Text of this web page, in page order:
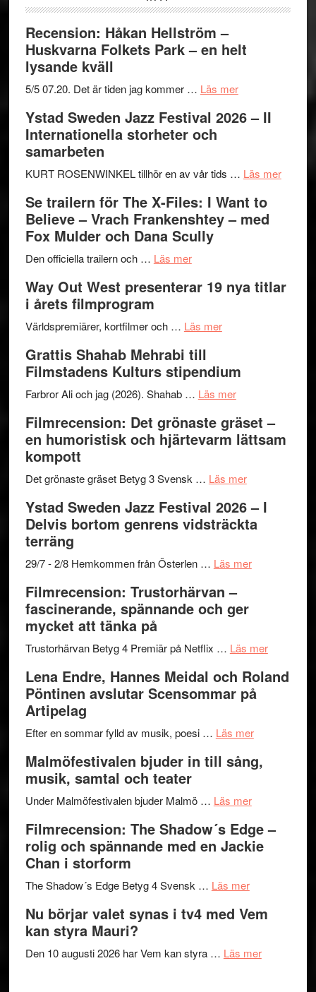
Recension: Håkan Hellström –
Huskvarna Folkets Park – en helt
lysande kväll
5/5 07.20. Det är tiden jag kommer … Läs merom
Håkan
Huskvarna
Park
–
kväll
Ystad Sweden Jazz Festival 2026 – II
Internationella storheter och
samarbeten
KURT ROSENWINKEL tillhör en av vår tids … Läs merom
II
Se trailern för The X-Files: I Want to
Believe – Vrach Frankenshtey – med
Fox Mulder och Dana Scully
Den officiella trailern och … Läs merom
trailern
The
Files:
I
Want
Believe
–
Frankenshtey
med
Fox
och
Scully
Way Out West presenterar 19 nya titlar
i årets filmprogram
Världspremiärer, kortfilmer och … Läs merom
West
presenterar
nya
titlar
årets
Grattis Shahab Mehrabi till
Filmstadens Kulturs stipendium
Farbror Ali och jag (2026). Shahab … Läs merom
Shahab
Mehrabi
Filmstadens
stipendium
Filmrecension: Det grönaste gräset –
en humoristisk och hjärtevarm lättsam
kompott
Det grönaste gräset Betyg 3 Svensk … Läs merom
Det
grönaste
–
och
lättsam
Ystad Sweden Jazz Festival 2026 – I
Delvis bortom genrens vidsträckta
terräng
29/7 - 2/8 Hemkommen från Österlen … Läs merom
2026
I
Delvis
genrens
terräng
Filmrecension: Trustorhärvan –
fascinerande, spännande och ger
mycket att tänka på
Trustorhärvan Betyg 4 Premiär på Netflix … Läs merom
på
Lena Endre, Hannes Meidal och Roland
Pöntinen avslutar Scensommar på
Artipelag
Efter en sommar fylld av musik, poesi … Läs merom
Endre,
Roland
Pöntinen
Artipelag
Malmöfestivalen bjuder in till sång,
musik, samtal och teater
Under Malmöfestivalen bjuder Malmö … Läs merom
bjuder
in
samtal
teater
Filmrecension: The Shadow´s Edge –
rolig och spännande med en Jackie
Chan i storform
The Shadow´s Edge Betyg 4 Svensk … Läs merom
The
´s
Nu börjar valet synas i tv4 med Vem
kan styra Mauri?
Den 10 augusti 2026 har Vem kan styra … Läs merom